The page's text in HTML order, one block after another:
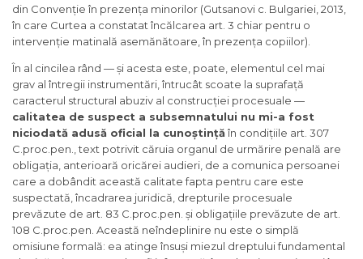
din Convenție în prezența minorilor (Gutsanovi c. Bulgariei, 2013,
în care Curtea a constatat încălcarea art. 3 chiar pentru o
intervenție matinală asemănătoare, în prezența copiilor).
În al cincilea rând — și acesta este, poate, elementul cel mai
grav al întregii instrumentări, întrucât scoate la suprafață
caracterul structural abuziv al construcției procesuale —
calitatea de suspect a subsemnatului nu mi-a fost
niciodată adusă oficial la cunoștință în condițiile art. 307
C.proc.pen., text potrivit căruia organul de urmărire penală are
obligația, anterioară oricărei audieri, de a comunica persoanei
care a dobândit această calitate fapta pentru care este
suspectată, încadrarea juridică, drepturile procesuale
prevăzute de art. 83 C.proc.pen. și obligațiile prevăzute de art.
108 C.proc.pen. Această neîndeplinire nu este o simplă
omisiune formală: ea atinge însuși miezul dreptului fundamental